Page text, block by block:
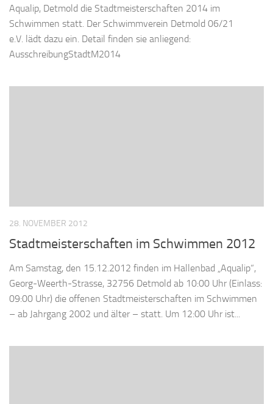
Aqualip, Detmold die Stadtmeisterschaften 2014 im
Schwimmen statt. Der Schwimmverein Detmold 06/21
e.V. lädt dazu ein. Detail finden sie anliegend:
AusschreibungStadtM2014
28. NOVEMBER 2012
Stadtmeisterschaften im Schwimmen 2012
Am Samstag, den 15.12.2012 finden im Hallenbad „Aqualip“,
Georg-Weerth-Strasse, 32756 Detmold ab 10:00 Uhr (Einlass:
09:00 Uhr) die offenen Stadtmeisterschaften im Schwimmen
– ab Jahrgang 2002 und älter – statt. Um 12:00 Uhr ist...